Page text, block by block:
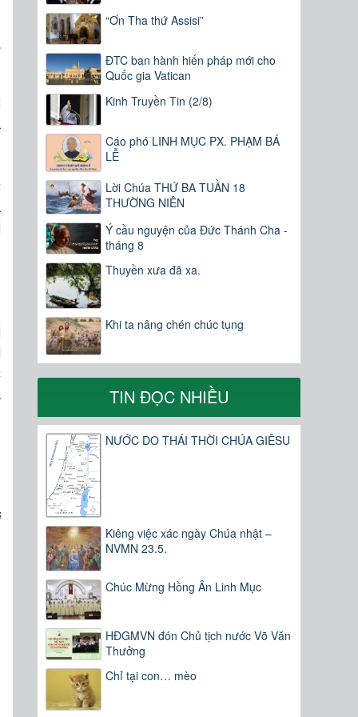
“Ơn Tha thứ Assisi”
ĐTC ban hành hiến pháp mới cho
Quốc gia Vatican
Kinh Truyền Tin (2/8)
Cáo phó LINH MỤC PX. PHẠM BÁ
LỄ
Lời Chúa THỨ BA TUẦN 18
THƯỜNG NIÊN
Ý cầu nguyện của Đức Thánh Cha -
tháng 8
Thuyền xưa đã xa.
Khi ta nâng chén chúc tụng
TIN ĐỌC NHIỀU
NƯỚC DO THÁI THỜI CHÚA GIÊSU
Kiêng việc xác ngày Chúa nhật –
NVMN 23.5.
Chúc Mừng Hồng Ân Linh Mục
HĐGMVN đón Chủ tịch nước Võ Văn
Thưởng
Chỉ tại con… mèo